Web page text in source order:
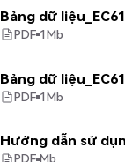
Bảng dữ
PDF 1Mb
Bảng dữ
PDF 1Mb
Hướng dẫn sử
PDF Mb